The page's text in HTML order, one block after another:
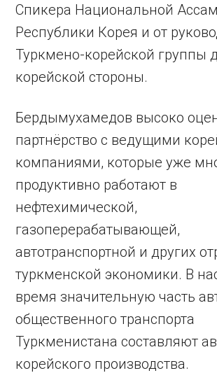
Спикера Национальной
Республики Корея и от
Туркмено-корейской группы
корейской стороны.
Бердымухамедов высоко
партнёрство с ведущими
компаниями, которые уже
продуктивно работают в
нефтехимической,
газоперерабатывающей,
автотранспортной и других
туркменской экономики. В
время значительную часть
общественного транспорта
Туркменистана составляют
корейского производства.